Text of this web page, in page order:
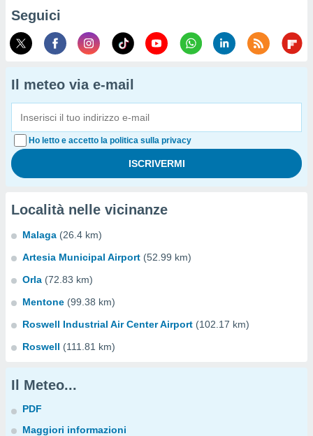
Seguici
Il meteo via e-mail
Ho letto e accetto la politica sulla privacy
Località nelle vicinanze
Malaga (26.4 km)
Artesia Municipal Airport (52.99 km)
Orla (72.83 km)
Mentone (99.38 km)
Roswell Industrial Air Center Airport (102.17 km)
Roswell (111.81 km)
Il Meteo...
PDF
Maggiori informazioni